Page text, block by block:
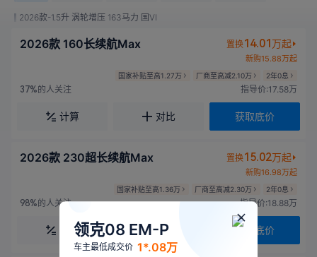
2026款-1.5升 涡轮增压 163马力 国VI
2026款 160长续航Max 置换14.01 万起
新购15.88万起
国家补贴至高1.27万 厂商至高减2.10万 2年0息
37%的人关注 指导价:17.58万
计算 对比 获取底价
2026款 230超长续航Max 置换15.02万起
新购16.98万起
国家补贴至高1.36万 厂商至高减2.30万 2年0息
98%的人关注 指导价:18.88万
计算 对比 获取底价
领克08 EM-P
车主最低成交价 1*.08万